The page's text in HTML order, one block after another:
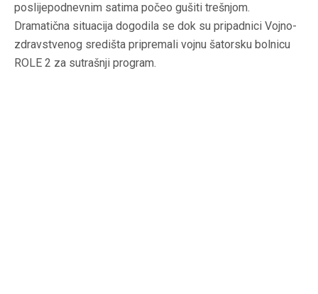
poslijepodnevnim satima počeo gušiti trešnjom.
Dramatična situacija dogodila se dok su pripadnici Vojno-
zdravstvenog središta pripremali vojnu šatorsku bolnicu
ROLE 2 za sutrašnji program.